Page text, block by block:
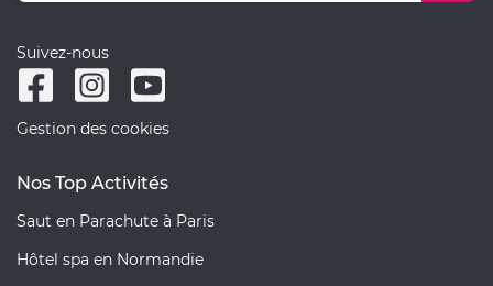
Suivez-nous
Gestion des cookies
Nos Top Activités
Saut en Parachute à Paris
Hôtel spa en Normandie